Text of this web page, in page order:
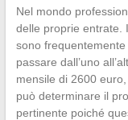
Nel mondo
delle proprie entrate.
sono
passare dall’uno
mensile di 2600
può determinare il
pertinente poiché